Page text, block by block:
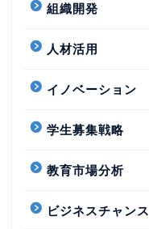
組織開発
人材活用
イノベーション
学生募集戦略
教育市場分析
ビジネスチャンス